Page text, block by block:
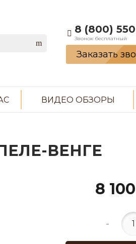
8 (800) 550
Звонок бесплатный
Заказать
ВИДЕО ОБЗОРЫ
ВЕНГЕ
8
-